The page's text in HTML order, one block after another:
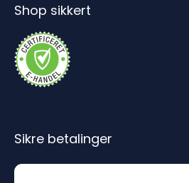
Shop sikkert
Sikre betalinger